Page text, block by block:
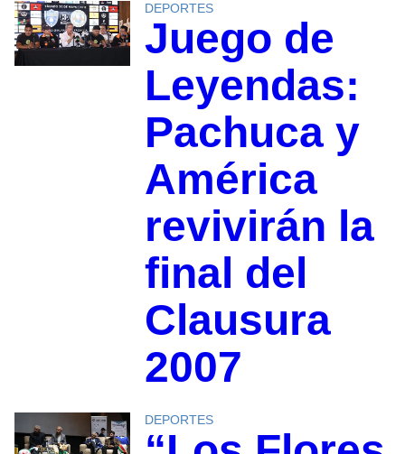
DEPORTES
Juego de
Leyendas:
Pachuca y
América
revivirán la
final del
Clausura
2007
DEPORTES